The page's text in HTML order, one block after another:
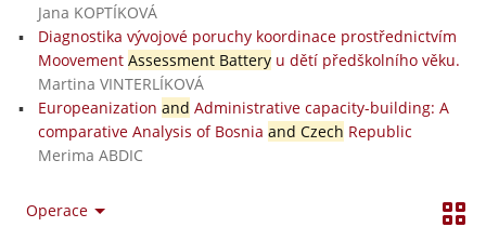
Jana KOPTÍKOVÁ
Diagnostika vývojové poruchy koordinace prostřednictvím
Moovement Assessment Batteryu dětí předškolního věku.
Martina VINTERLÍKOVÁ
Europeanization and Administrative capacity-building: A
comparative Analysis of Bosnia and Czech Republic
Merima ABDIC
Operace